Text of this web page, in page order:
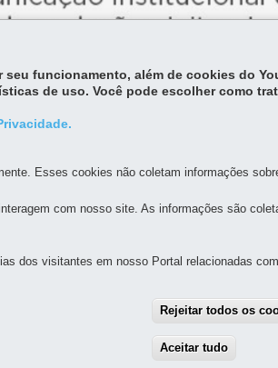
MAPA
PR MAPA
funcionamento, além de cookies do
de uso. Você pode escolher como
Esses cookies não coletam informações
com nosso site. As informações são
dos visitantes em nosso Portal relacionadas
Rejeitar todos os
Aceitar tudo